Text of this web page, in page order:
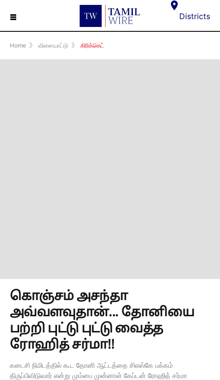
☰ Districts
Home 》 விளையாட்டு 》 கிரிக்கெட்
கொஞ்சம் அசந்தா
அவ்வளவுதான்... தோனியை
பற்றி புட்டு புட்டு வைத்த
ரோஹித் சர்மா!!
கடைசி நிமிடத்தில் கூட தோனி ஆட்டத்தை சிஎஸ்கே பக்கம்
திருப்பிவிடுவார் என்று மும்பை முன்னாள் கேப்டன் ரோஹித் சர்மா